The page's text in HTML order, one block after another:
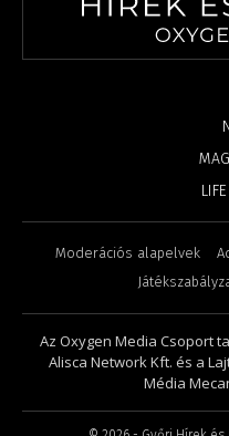
Moderációs alapelvek
Az Oxygen Media Csoport
Alisca Network Kft. és a
Média